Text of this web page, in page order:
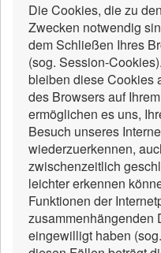
Die Cookies, die zu
Zwecken notwendig
dem Schließen Ihres
(sog. Session-
bleiben diese Cookies
des Browsers auf
ermöglichen es uns,
Besuch unseres
wiederzuerkennen,
zwischenzeitlich
leichter erkennen
Funktionen der
zusammenhängenden
eingewilligt haben